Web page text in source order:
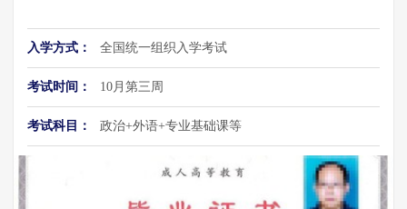
入学方式： 全国统一组织入学考试
考试时间： 10月第三周
考试科目： 政治+外语+专业基础课等